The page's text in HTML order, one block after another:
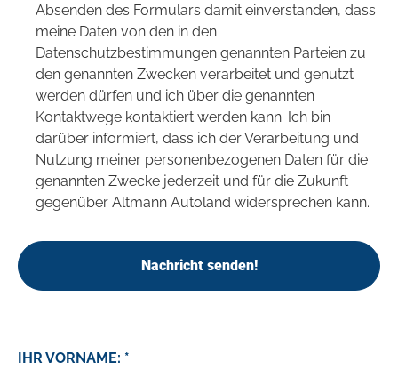
Absenden des Formulars damit einverstanden, dass
meine Daten von den in den
Datenschutzbestimmungen genannten Parteien zu
den genannten Zwecken verarbeitet und genutzt
werden dürfen und ich über die genannten
Kontaktwege kontaktiert werden kann. Ich bin
darüber informiert, dass ich der Verarbeitung und
Nutzung meiner personenbezogenen Daten für die
genannten Zwecke jederzeit und für die Zukunft
gegenüber Altmann Autoland widersprechen kann.
Nachricht senden!
IHR VORNAME: *